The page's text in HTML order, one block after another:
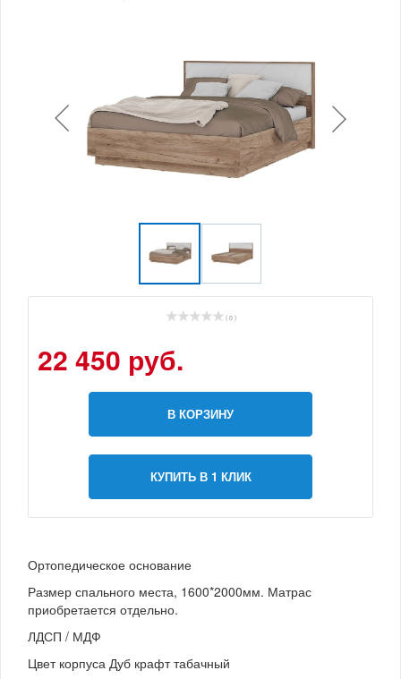
( 0 )
22 450 руб.
В КОРЗИНУ
КУПИТЬ В 1 КЛИК
Ортопедическое основание
Размер спального места, 1600*2000мм. Матрас
приобретается отдельно.
ЛДСП / МДФ
Цвет корпуса Дуб крафт табачный